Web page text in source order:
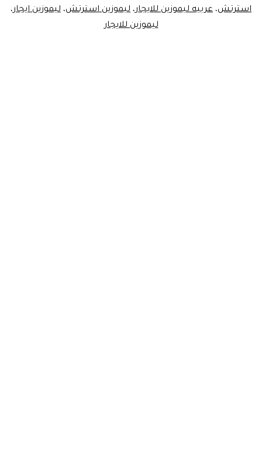
استرتش، عربيه ليموزين للايجار، ليموزين استرتش، ليموزين ايجار،
ليموزين للايجار